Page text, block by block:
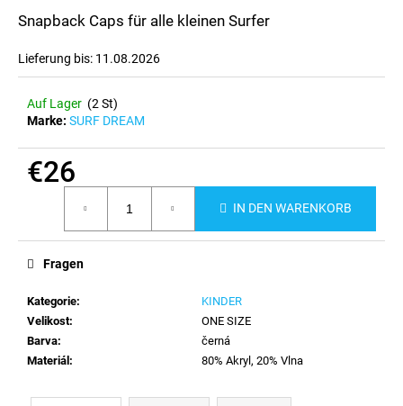
Sternen.
Snapback Caps für alle kleinen Surfer
Lieferung bis: 11.08.2026
Auf Lager (2 St)
Marke: SURF DREAM
€26
IN DEN WARENKORB
Kategorie:
KINDER
Velikost:
ONE SIZE
Barva:
černá
Materiál: 80% Akryl, 20% Vlna
Fragen
f
h
l
n